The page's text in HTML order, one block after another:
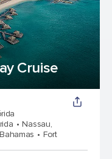
Cruise
Nassau,
Fort